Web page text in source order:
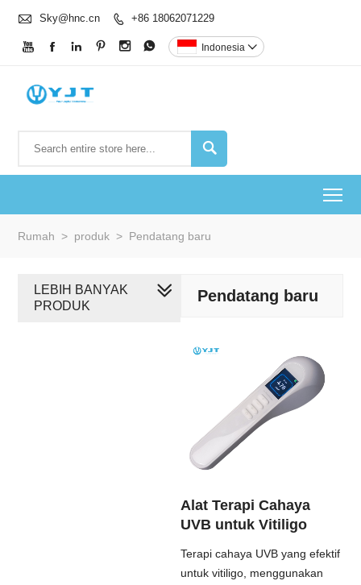
 Sky@hnc.cn  +86 18062071229
      Indonesia 

Rumah > produk > Pendatang baru
Pendatang baru
Alat Terapi Cahaya
UVB untuk Vitiligo
Terapi cahaya UVB yang efektif
untuk vitiligo, menggunakan
LEBIH BANYAK
PRODUK